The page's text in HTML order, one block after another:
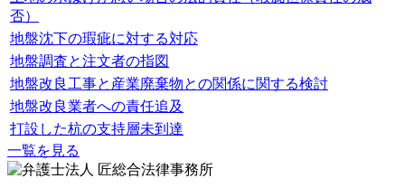
否）
地盤沈下の瑕疵に対する対応
地盤調査と注文者の指図
地盤改良工事と産業廃棄物との関係に関する検討
地盤改良業者への責任追及
打設した杭の支持層未到達
一覧を見る